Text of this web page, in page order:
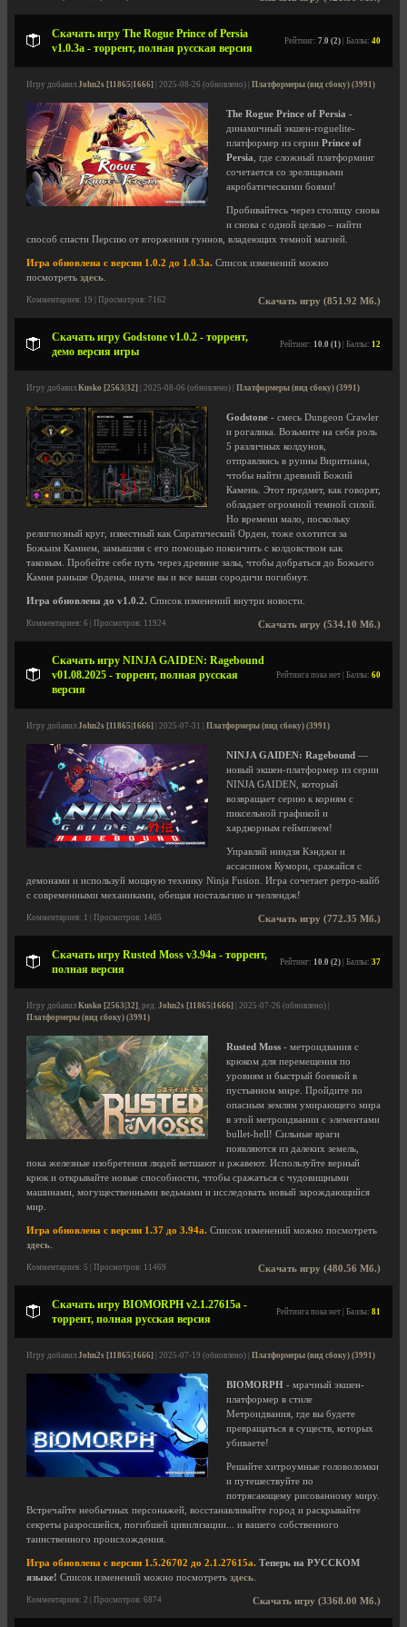
Скачать игру The Rogue Prince of Persia
v1.0.3a - торрент, полная русская версия
Рейтинг: 7.0 (2) | Баллы: 40
Игру добавил John2s [11865|1666] | 2025-08-26 (обновлено) | Платформеры (вид сбоку) (3991)
The Rogue Prince of Persia -
динамичный экшен-roguelite-
платформер из серии Prince of
Persia , где сложный платформинг
сочетается со зрелищными
акробатическими боями!
Пробивайтесь через столицу снова
и снова с одной целью – найти
способ спасти Персию от вторжения гуннов, владеющих темной магией.
Игра обновлена с версии 1.0.2 до 1.0.3a. Список изменений можно
посмотреть здесь
Скачать игру (851.92 Мб.)
Комментариев: 19 | Просмотров: 7162
Скачать игру Godstone v1.0.2 - торрент,
демо версия игры
Рейтинг: 10.0 (1) | Баллы: 12
Игру добавил Kusko [2563|32] | 2025-08-06 (обновлено) | Платформеры (вид сбоку) (3991)
Godstone - смесь Dungeon Crawler
и рогалика. Возьмите на себя роль
5 различных колдунов,
отправляясь в руины Виритиана,
чтобы найти древний Божий
Камень. Этот предмет, как говорят,
обладает огромной темной силой.
Но времени мало, поскольку
религиозный круг, известный как Сиратический Орден, тоже охотится за
Божьим Камнем, замышляя с его помощью покончить с колдовством как
таковым. Пробейте себе путь через древние залы, чтобы добраться до Божьего
Камня раньше Ордена, иначе вы и все ваши сородичи погибнут.
Игра обновлена до v1.0.2. Список изменений внутри новости.
Скачать игру (534.10 Мб.)
Комментариев: 6 | Просмотров: 11924
Скачать игру NINJA GAIDEN: Ragebound
v01.08.2025 - торрент, полная русская
версия
Рейтинга пока нет | Баллы: 60
Игру добавил John2s [11865|1666] | 2025-07-31 | Платформеры (вид сбоку) (3991)
NINJA GAIDEN: Ragebound —
новый экшен-платформер из серии
NINJA GAIDEN, который
возвращает серию к корням с
пиксельной графикой и
хардкорным геймплеем!
Управляй ниндзя Кэнджи и
ассасином Кумори, сражайся с
демонами и используй мощную технику Ninja Fusion. Игра сочетает ретро-вайб
с современными механиками, обещая ностальгию и челлендж!
Скачать игру (772.35 Мб.)
Комментариев: 1 | Просмотров: 1405
Скачать игру Rusted Moss v3.94a - торрент,
полная версия
Рейтинг: 10.0 (2) | Баллы: 37
Игру добавил Kusko [2563|32], ред. John2s [11865|1666] | 2025-07-26 (обновлено) |
Платформеры (вид сбоку) (3991)
Rusted Moss - метроидвания с
крюком для перемещения по
уровням и быстрый боевкой в
пустынном мире. Пройдите по
опасным землям умирающего мира
в этой метроидвании с элементами
bullet-hell! Сильные враги
появляются из далеких земель,
пока железные изобретения людей ветшают и ржавеют. Используйте верный
крюк и открывайте новые способности, чтобы сражаться с чудовищными
машинами, могущественными ведьмами и исследовать новый зарождающийся
мир.
Игра обновлена с версии 1.37 до 3.94a. Список изменений можно посмотреть
здесь
Скачать игру (480.56 Мб.)
Комментариев: 5 | Просмотров: 11469
Скачать игру BIOMORPH v2.1.27615a -
торрент, полная русская версия
Рейтинга пока нет | Баллы: 81
Игру добавил John2s [11865|1666] | 2025-07-19 (обновлено) | Платформеры (вид сбоку) (3991)
BIOMORPH - мрачный экшен-
платформер в стиле
Метроидвания, где вы будете
превращаться в существ, которых
убиваете!
Решайте хитроумные головоломки
и путешествуйте по
потрясающему рисованному миру.
Встречайте необычных персонажей, восстанавливайте город и раскрывайте
секреты разросшейся, погибшей цивилизации... и вашего собственного
таинственного происхождения.
Игра обновлена с версии 1.5.26702 до 2.1.27615a. Теперь на РУССКОМ
языке! Список изменений можно посмотреть здесь
Скачать игру (3368.00 Мб.)
Комментариев: 2 | Просмотров: 6874